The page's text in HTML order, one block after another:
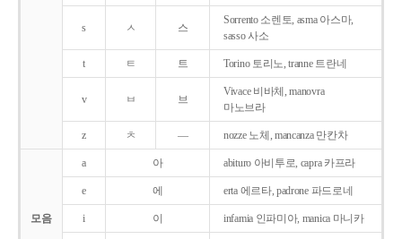
s ㅅ 스
Sorrento 소렌토, asma 아스마,
sasso 사소
t ㅌ 트 Torino 토리노, tranne 트란네
v ㅂ 브
Vivace 비바체, manovra
마노브라
z ㅊ ― nozze 노체, mancanza 만칸차
모음
a 아 abituro 아비투로, capra 카프라
e 에 erta 에르타, padrone 파드로네
i 이 infamia 인파미아, manica 마니카